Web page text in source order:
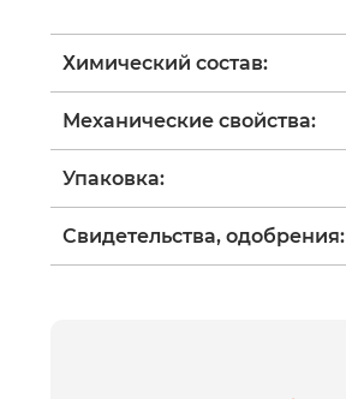
Химический состав:
Механические свойства:
Упаковка:
Свидетельства, одобрения: